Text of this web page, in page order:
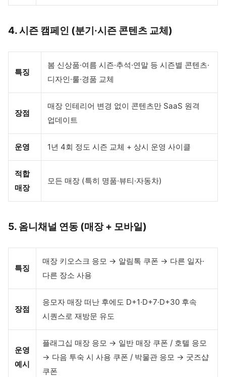
4. 시즌 캠페인 (분기·시즌 콘텐츠 교체)
특징
봄 신상품·여름 시즌·추석·연말 등 시즌별 콘텐츠·
디자인·룰·경품 교체
장점
매장 인테리어 변경 없이 콘텐츠만 SaaS 원격
업데이트
운영 1년 4회 정도 시즌 교체 + 상시 운영 사이클
적합
매장
모든 매장 (특히 명품·뷰티·자동차)
5. 옴니채널 연동 (매장 + 모바일)
특징
매장 키오스크 응모 → 알림톡 쿠폰 → 다른 일자·
다른 장소 사용
장점
응모자 매장 떠난 후에도 D+1·D+7·D+30 후속
시퀀스로 재방문 유도
운영
예시
플래그십 매장 응모 → 일반 매장 쿠폰 / 호텔 응모
→ 다음 투숙 시 사용 쿠폰 / 박물관 응모 → 굿즈샵
쿠폰